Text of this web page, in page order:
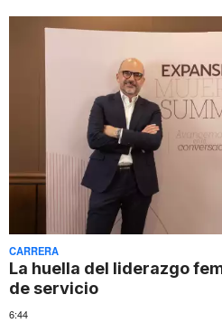
CARRERA
La huella del liderazgo
de servicio
6:44